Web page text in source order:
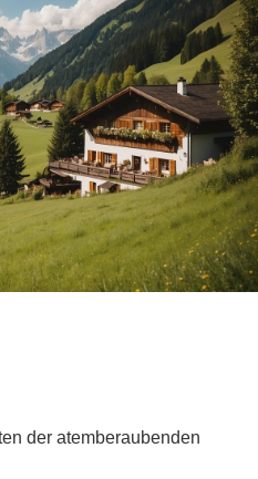
der atemberaubenden